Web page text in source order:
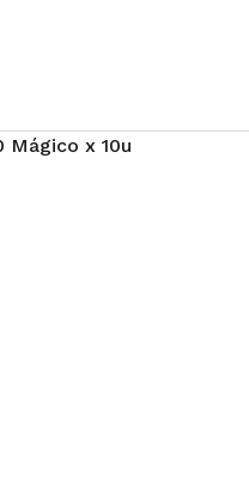
Mágico x 10u